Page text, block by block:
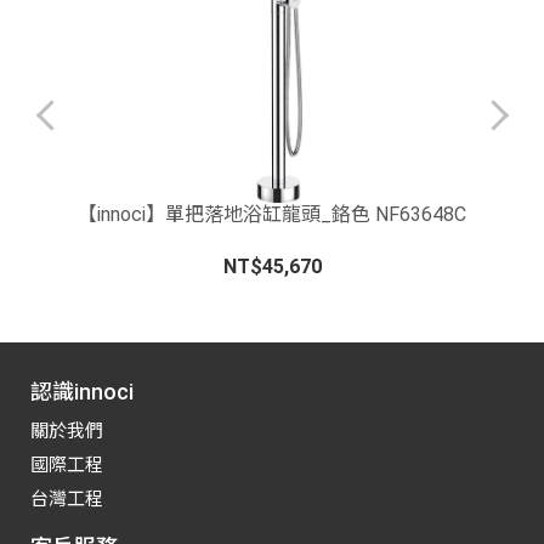
【innoci】單把落地浴缸龍頭_鉻色 NF63648C
NT$45,670
認識innoci
關於我們
國際工程
台灣工程